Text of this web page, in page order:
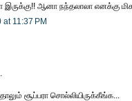
இருக்கு!! ஆனா நந்தலாலா எனக்கு
11:37 PM
சூப்பரா சொல்லியிருக்கீங்க...